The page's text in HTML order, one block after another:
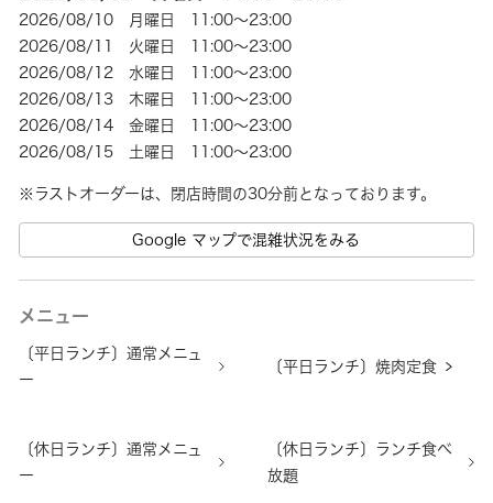
2026/08/10 月曜日 11:00～23:00
2026/08/11 火曜日 11:00～23:00
2026/08/12 水曜日 11:00～23:00
2026/08/13 木曜日 11:00～23:00
2026/08/14 金曜日 11:00～23:00
2026/08/15 土曜日 11:00～23:00
※ラストオーダーは、閉店時間の30分前となっております。
Google マップで混雑状況をみる
メニュー
〔平日ランチ〕通常メニュ
ー
〔平日ランチ〕焼肉定食
〔休日ランチ〕通常メニュ
ー
〔休日ランチ〕ランチ食べ
放題